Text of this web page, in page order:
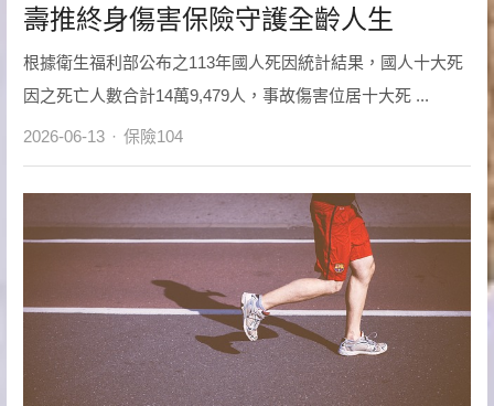
壽推終身傷害保險守護全齡人生
根據衛生福利部公布之113年國人死因統計結果，國人十大死
因之死亡人數合計14萬9,479人，事故傷害位居十大死 ...
2026-06-13 Author
保險104